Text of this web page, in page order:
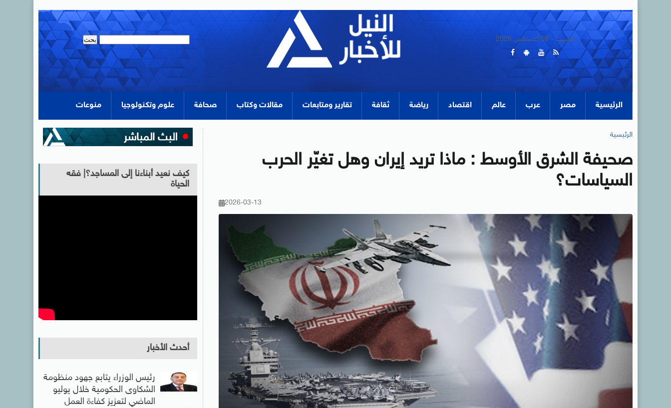
السبت - 08 أغسطس 2026
الرئيسية مصر عرب عالم اقتصاد رياضة ثقافة تقارير ومتابعات مقالات وكتاب صحافة علوم وتكنولوجيا منوعات
الرئيسية
صحيفة الشرق الأوسط : ماذا تريد إيران وهل تغيّر الحرب
السياسات؟
2026-03-13
كيف نعيد أبناءنا إلى المساجد؟| فقه
الحياة
أحدث الأخبار
رئيس الوزراء يتابع جهود منظومة
الشكاوى الحكومية خلال يوليو
الماضي لتعزيز كفاءة العمل